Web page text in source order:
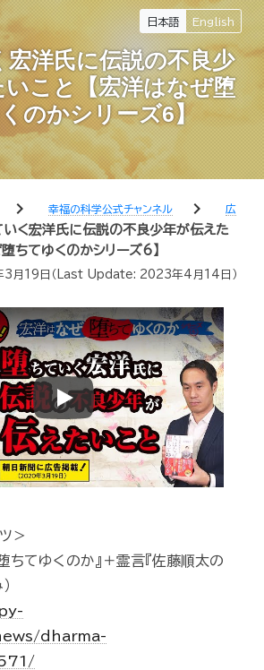
日本語 English
宏洋氏に伝説の不良少
こと【宏洋はなぜ堕
のかシリーズ6】
chevron_right 幸福の科学公式チャンネル chevron_right
広
いく宏洋氏に伝説の不良少年が伝えた
ちてゆくのかシリーズ6】
月19日 （Last Update: 2023年4月14日 ）
Play
＞
ちてゆくのか』＋霊言『佐藤順太の
dharma-